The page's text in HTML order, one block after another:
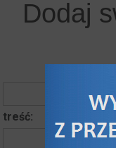
Dodaj
treść: